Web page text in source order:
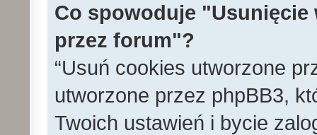
Co spowoduje
przez forum"?
“Usuń cookies utworzone
utworzone przez phpBB3,
Twoich ustawień i bycie